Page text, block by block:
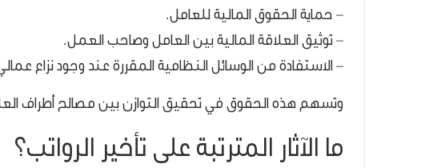
– حماية الحقوق المالية للعامل.
– توثيق العلاقة المالية بين العامل وصاحب العمل.
– الاستفادة من الوسائل النظامية المقررة عند وجود نزاع
وتسهم هذه الحقوق في تحقيق التوازن بين مصالح أطراف
ما الآثار المترتبة على تأخير الرواتب؟